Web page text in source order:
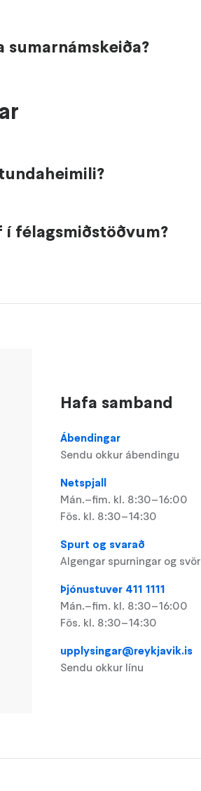
félagsmiðstöðvum?
Hafa samband
Ábendingar
Sendu okkur ábendingu
Netspjall
Mán.–fim. kl. 8:30–16:00
Fös. kl. 8:30–14:30
Spurt og svarað
Algengar spurningar og svör
Þjónustuver 411 1111
Mán.–fim. kl. 8:30–16:00
Fös. kl. 8:30–14:30
upplysingar@reykjavik.is
Sendu okkur línu